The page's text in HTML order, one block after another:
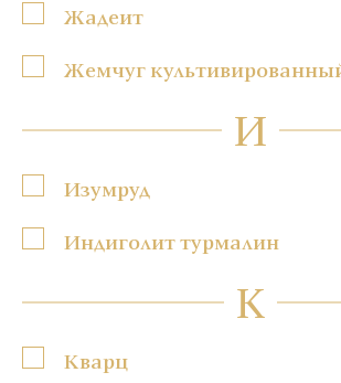
Жадеит
Жемчуг
И
Изумруд
Индиголит турмалин
К
Кварц